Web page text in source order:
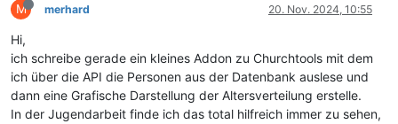
M merhard 20. Nov. 2024, 10:55
Hi,
ich schreibe gerade ein kleines Addon zu Churchtools mit dem
ich über die API die Personen aus der Datenbank auslese und
dann eine Grafische Darstellung der Altersverteilung erstelle.
In der Jugendarbeit finde ich das total hilfreich immer zu sehen,